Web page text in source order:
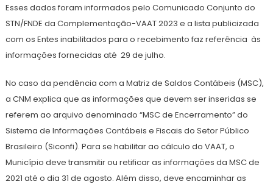
Esses dados foram informados pelo Comunicado Conjunto do
STN/FNDE da Complementação-VAAT 2023 e a lista publicizada
com os Entes inabilitados para o recebimento faz referência às
informações fornecidas até 29 de julho.
No caso da pendência com a Matriz de Saldos Contábeis (MSC),
a CNM explica que as informações que devem ser inseridas se
referem ao arquivo denominado “MSC de Encerramento” do
Sistema de Informações Contábeis e Fiscais do Setor Público
Brasileiro (Siconfi). Para se habilitar ao cálculo do VAAT, o
Município deve transmitir ou retificar as informações da MSC de
2021 até o dia 31 de agosto. Além disso, deve encaminhar as